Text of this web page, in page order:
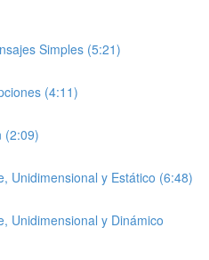
Simples (5:21)
(4:11)
(2:09)
Unidimensional y Estático (6:48)
Unidimensional y Dinámico